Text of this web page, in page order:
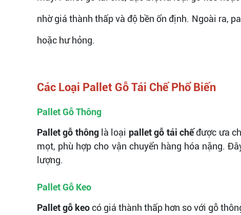
nhờ giá thành thấp và độ bền ổn định. Ngoài ra,
hoặc hư hỏng.
Các Loại Pallet Gỗ Tái Chế Phổ Biến
Pallet Gỗ Thông
Pallet gỗ thônglà loại pallet gỗ tái chếđược ưa
mọt, phù hợp cho vận chuyển hàng hóa nặng.
lượng.
Pallet Gỗ Keo
Pallet gỗ keocó giá thành thấp hơn so với gỗ